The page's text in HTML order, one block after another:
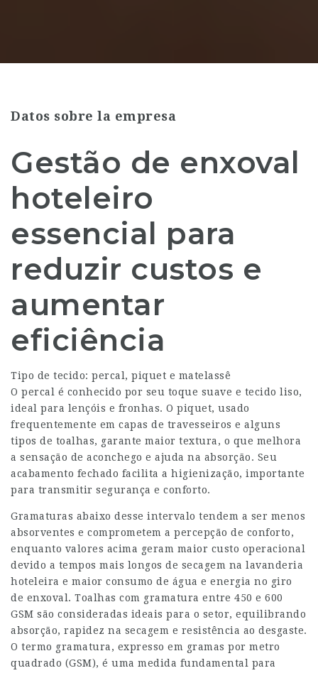
Datos sobre la empresa
Gestão de enxoval
hoteleiro
essencial para
reduzir custos e
aumentar
eficiência
Tipo de tecido: percal, piquet e matelassê
O percal é conhecido por seu toque suave e tecido liso,
ideal para lençóis e fronhas. O piquet, usado
frequentemente em capas de travesseiros e alguns
tipos de toalhas, garante maior textura, o que melhora
a sensação de aconchego e ajuda na absorção. Seu
acabamento fechado facilita a higienização, importante
para transmitir segurança e conforto.
Gramaturas abaixo desse intervalo tendem a ser menos
absorventes e comprometem a percepção de conforto,
enquanto valores acima geram maior custo operacional
devido a tempos mais longos de secagem na lavanderia
hoteleira e maior consumo de água e energia no giro
de enxoval. Toalhas com gramatura entre 450 e 600
GSM são consideradas ideais para o setor, equilibrando
absorção, rapidez na secagem e resistência ao desgaste.
O termo gramatura, expresso em gramas por metro
quadrado (GSM), é uma medida fundamental para